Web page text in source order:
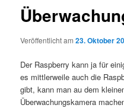
Veröffentlicht am23. Oktober
Der Raspberry kann ja für
es mittlerweile auch die
gibt, kann man au dem
Überwachungskamera